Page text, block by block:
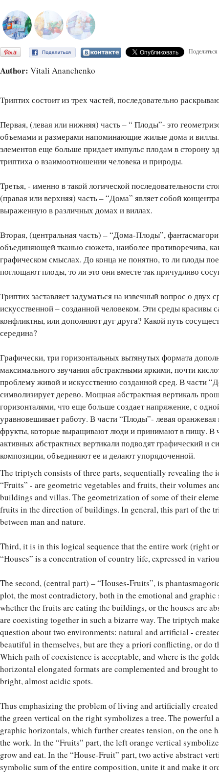
Поделиться
Author: Vitali Ananchenko
Триптих состоит из трех частей, последовательно
Первая, (левая или нижняя) часть – “ Плоды”- это
объемами и размерами напоминающие жилые дома и
элементов еще больше придает импульс плодам в сторону
триптиха о взаимоотношении человека и природы.
Третья, - именно в такой логической последовательности
(правая или верхняя) часть – “Дома” являет собой
выраженную в различных домах и виллах.
Вторая, (центральная часть) – “Дома-Плоды”,
объединяющей тканью сюжета, наиболее противоречива,
графическом смыслах. До конца не понятно, то ли плоды
поглощают плоды, то ли это они вместе так причудливо
Триптих заставляет задуматься на извечный вопрос о двух
искусственной – созданной человеком. Эти среды красивы
конфликтны, или дополняют дуг друга? Какой путь
середина?
Графически, три горизонтальных вытянутых формата
максимального звучания абстрактными яркими, почти
проблему живой и искусственно созданной сред. В части
символизирует дерево. Мощная абстрактная вертикаль
горизонталями, что еще больше создает напряжение, с
уравновешивает работу. В части “Плоды”- левая
фрукты, которые выращивают люди и принимают в пищу. В
активных абстрактных вертикали подводят графический и
композиции, объединяют ее и делают упорядоченной.
The triptych consists of three parts, sequentially revealing the
“Fruits” - are geometric vegetables and fruits, their volumes
buildings and villas. The geometrization of some of their
fruits in the direction of buildings. In general, this part of the
between man and nature.
Third, it is in this logical sequence that the entire work (right
“Houses” is a concentration of country life, expressed in
The second, (central part) – “Houses-Fruits”, is
plot, the most contradictory, both in the emotional and
whether the fruits are eating the buildings, or the houses are
are coexisting together in such a bizarre way. The triptych
question about two environments: natural and artificial -
beautiful in themselves, but are they a priori conflicting, or do
Which path of coexistence is acceptable, and where is the
horizontal elongated formats are complemented and brought
bright, almost acidic spots.
Thus emphasizing the problem of living and artificially
the green vertical on the right symbolizes a tree. The
graphic horizontals, which further creates tension, on the one
the work. In the “Fruits” part, the left orange vertical
grow and eat. In the “House-Fruit” part, two active abstract
symbolic sum of the entire composition, unite it and make it